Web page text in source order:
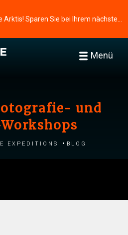
Menü
und
Expeditions Blog